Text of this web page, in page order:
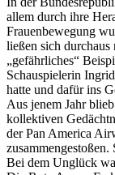
allem durch ihre
Frauenbewegung
ließen sich
„gefährliches“
Schauspielerin
hatte und dafür ins
Aus jenem Jahr
kollektiven
der Pan America
Bei dem Unglück